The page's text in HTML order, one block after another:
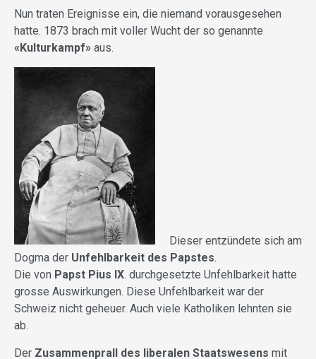
Nun traten Ereignisse ein, die niemand vorausgesehen
hatte. 1873 brach mit voller Wucht der so genannte
«Kulturkampf» aus.
Dieser entzündete sich am
Dogma der Unfehlbarkeit des Papstes.
Die von Papst Pius IX. durchgesetzte Unfehlbarkeit hatte
grosse Auswirkungen. Diese Unfehlbarkeit war der
Schweiz nicht geheuer. Auch viele Katholiken lehnten sie
ab.
Der Zusammenprall des liberalen Staatswesens mit